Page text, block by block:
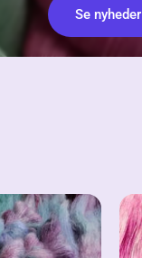
Se nyheder